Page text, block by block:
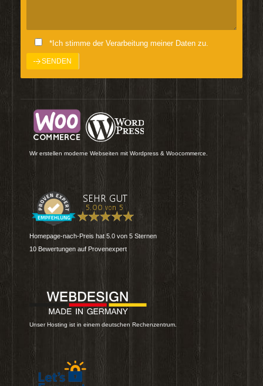
*Ich stimme der Verarbeitung meiner Daten zu.
Wir erstellen moderne Webseiten mit Wordpress & Woocommerce.
Homepage-nach-Preis hat 5.0 von 5 Sternen
10 Bewertungen auf Provenexpert
Unser Hosting ist in einem deutschen Rechenzentrum.